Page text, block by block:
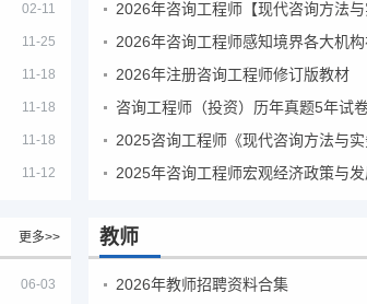
02-11
11-25
11-18
11-18
11-18
11-12
2026年注册咨询工程师修订版教材
更多>>
06-03
教师
2026年教师招聘资料合集